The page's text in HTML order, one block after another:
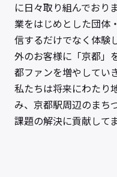
に日々取り組んでおり
業をはじめとした団体
信するだけでなく体験
外のお客様に「京都」
都ファンを増やしてい
私たちは将来にわたり
み、京都駅周辺のまち
課題の解決に貢献して